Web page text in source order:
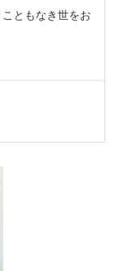
ともなき世をお